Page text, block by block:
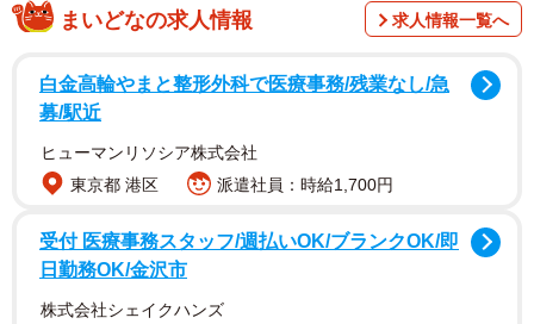
愛猫の写真を投稿したのは「ふみ」
（@xAzwizeAQXhHvPi）さんのアカウントでおつかいをし
てくれた茶白猫さんのお名まえは「みやび」くんといいま
「愛おしいがとまらない」
ふみさんによると、みやびくんは「隣の部屋でガサガサ
まいどなの求人情報 求人情報一覧へ
白金高輪やまと整形外科で医療事務/残業なし/急
募/駅近
ヒューマンリソシア株式会社
東京都 港区
派遣社員：時給1,700円
受付 医療事務スタッフ/週払いOK/ブランクOK/即
日勤務OK/金沢市
株式会社シェイクハンズ